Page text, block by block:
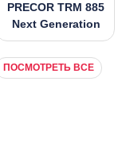
PRECOR TRM 885
Next Generation
ПОСМОТРЕТЬ ВСЕ